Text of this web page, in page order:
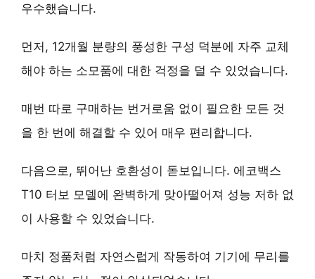
우수했습니다.
먼저, 12개월 분량의 풍성한 구성 덕분에 자주 교체
해야 하는 소모품에 대한 걱정을 덜 수 있었습니다.
매번 따로 구매하는 번거로움 없이 필요한 모든 것
을 한 번에 해결할 수 있어 매우 편리합니다.
다음으로, 뛰어난 호환성이 돋보입니다. 에코백스
T10 터보 모델에 완벽하게 맞아떨어져 성능 저하 없
이 사용할 수 있었습니다.
마치 정품처럼 자연스럽게 작동하여 기기에 무리를